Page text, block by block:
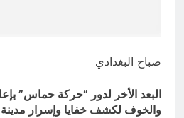
صباح البغدادي
البعد الأخر لدور “حركة حماس”
والخوف لكشف خفايا وإسرار مدينة